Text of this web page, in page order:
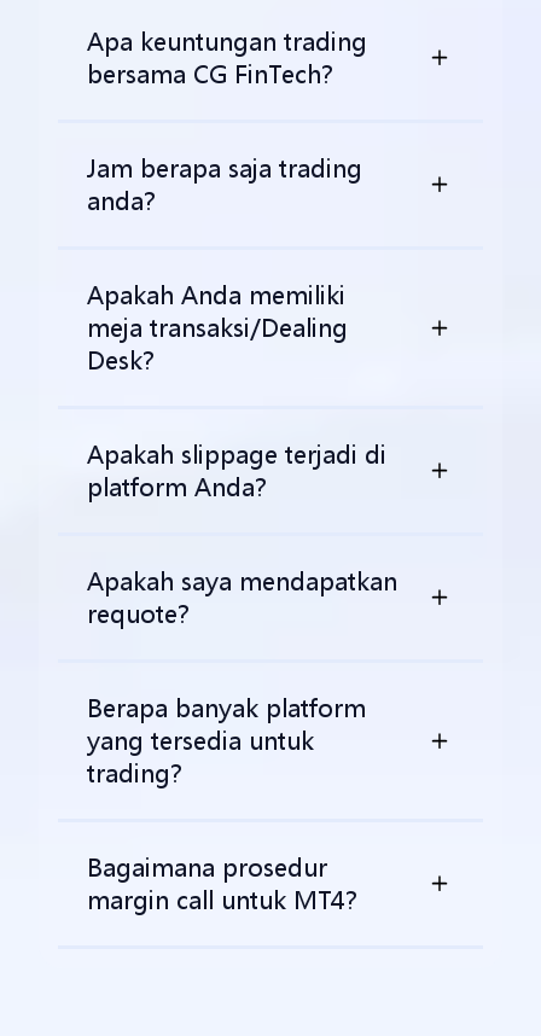
Apa keuntungan trading
bersama CG FinTech?
Jam berapa saja trading
anda?
Apakah Anda memiliki
meja transaksi/Dealing
Desk?
Apakah slippage terjadi di
platform Anda?
Apakah saya mendapatkan
requote?
Berapa banyak platform
yang tersedia untuk
trading?
Bagaimana prosedur
margin call untuk MT4?